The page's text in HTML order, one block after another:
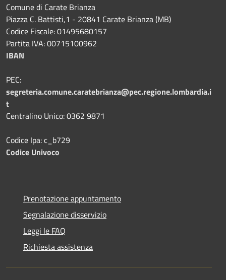
Comune di Carate Brianza
Piazza C. Battisti,1 - 20841 Carate Brianza (MB)
Codice Fiscale: 01495680157
Partita IVA: 00715100962
IBAN
PEC:
segreteria.comune.caratebrianza@pec.regione.lombardia.i
t
Centralino Unico: 0362 9871
Codice Ipa: c_b729
Codice Univoco
Prenotazione appuntamento
Segnalazione disservizio
Leggi le FAQ
Richiesta assistenza